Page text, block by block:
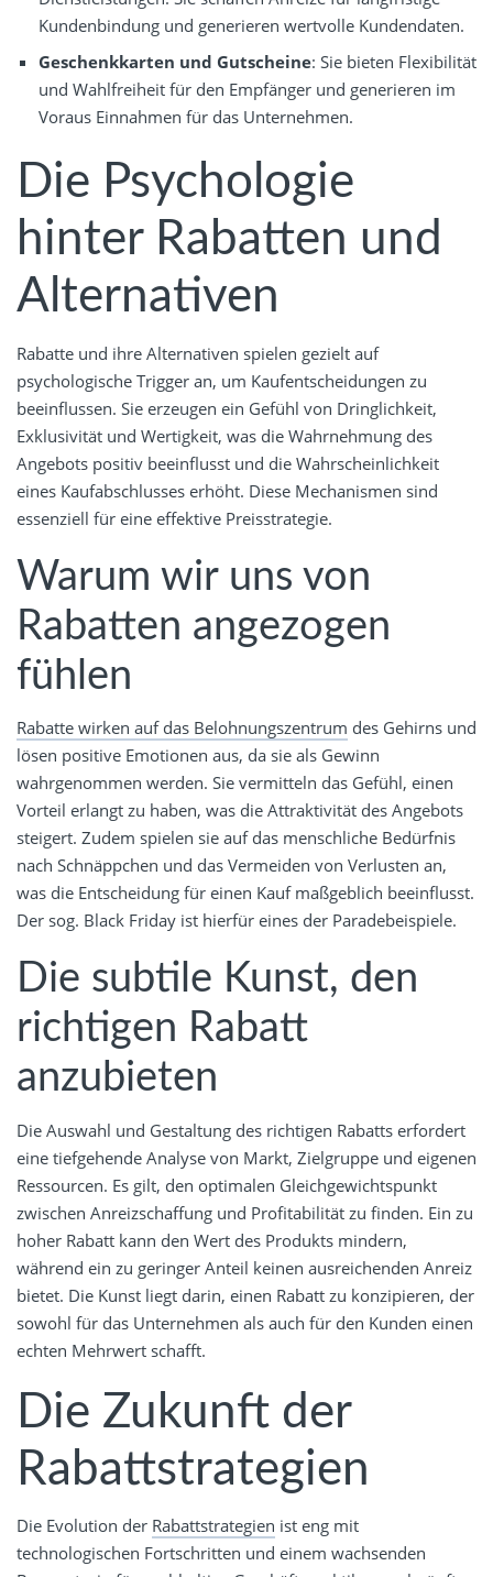
Kundenbindung und generieren wertvolle Kundendaten.
Geschenkkarten und Gutscheine: Sie bieten Flexibilität
und Wahlfreiheit für den Empfänger und generieren im
Voraus Einnahmen für das Unternehmen.
Die Psychologie
hinter Rabatten und
Alternativen
Rabatte und ihre Alternativen spielen gezielt auf
psychologische Trigger an, um Kaufentscheidungen zu
beeinflussen. Sie erzeugen ein Gefühl von Dringlichkeit,
Exklusivität und Wertigkeit, was die Wahrnehmung des
Angebots positiv beeinflusst und die Wahrscheinlichkeit
eines Kaufabschlusses erhöht. Diese Mechanismen sind
essenziell für eine effektive Preisstrategie.
Warum wir uns von
Rabatten angezogen
fühlen
Rabatte wirken auf das Belohnungszentrum des Gehirns und
lösen positive Emotionen aus, da sie als Gewinn
wahrgenommen werden. Sie vermitteln das Gefühl, einen
Vorteil erlangt zu haben, was die Attraktivität des Angebots
steigert. Zudem spielen sie auf das menschliche Bedürfnis
nach Schnäppchen und das Vermeiden von Verlusten an,
was die Entscheidung für einen Kauf maßgeblich beeinflusst.
Der sog. Black Friday ist hierfür eines der Paradebeispiele.
Die subtile Kunst, den
richtigen Rabatt
anzubieten
Die Auswahl und Gestaltung des richtigen Rabatts erfordert
eine tiefgehende Analyse von Markt, Zielgruppe und eigenen
Ressourcen. Es gilt, den optimalen Gleichgewichtspunkt
zwischen Anreizschaffung und Profitabilität zu finden. Ein zu
hoher Rabatt kann den Wert des Produkts mindern,
während ein zu geringer Anteil keinen ausreichenden Anreiz
bietet. Die Kunst liegt darin, einen Rabatt zu konzipieren, der
sowohl für das Unternehmen als auch für den Kunden einen
echten Mehrwert schafft.
Die Zukunft der
Rabattstrategien
Die Evolution der Rabattstrategien ist eng mit
technologischen Fortschritten und einem wachsenden